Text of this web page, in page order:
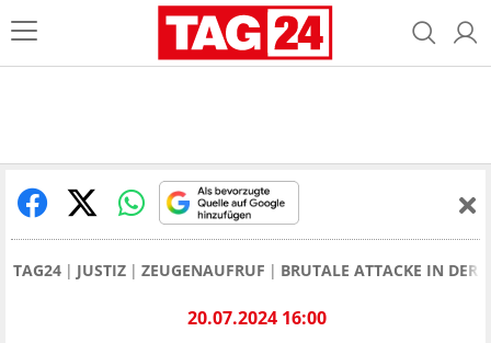
TAG24 JUSTIZ ZEUGENAUFRUF BRUTALE ATTACKE IN DER
20.07.2024 16:00